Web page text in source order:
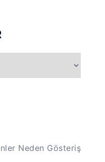
Neden Gösteriş